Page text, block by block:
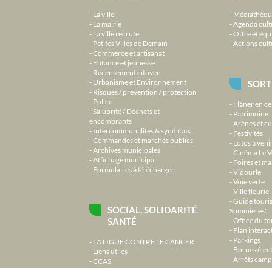
La ville
La mairie
La ville recrute
Petites Villes de Demain
Commerce et artisanat
Enfance et jeunesse
Recensement citoyen
Urbanisme et Environnement
Risques / prévention / protection
Police
Salubrité / Déchets et
encombrants
Intercommunalités & syndicats
Commandes et marchés publics
Archives municipales
Affichage municipal
Formulaires à télécharger
SOCIAL, SOLIDARITÉ
SANTÉ
LA LIGUE CONTRE LE CANCER
Liens utiles
CCAS
Agenda
Offre et
Actions
Flâner en
Patrimoine
Arènes et
Festivités
Lotos à
Cinéma Le
Foires et
Vidourle
Voie verte
Ville fleurie
Guide
Sommières"
Office du
Plan
Parkings
Bornes
Arrêts